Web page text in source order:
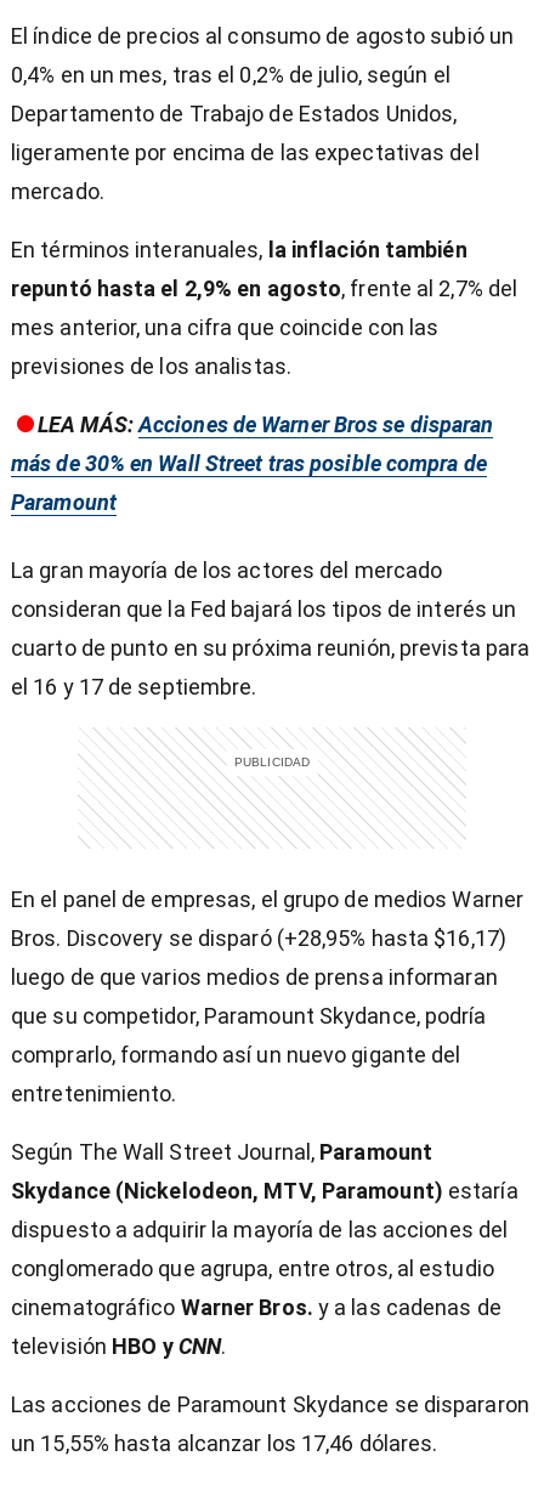
El índice de precios al consumo de agosto subió un
0,4% en un mes, tras el 0,2% de julio, según el
Departamento de Trabajo de Estados Unidos,
ligeramente por encima de las expectativas del
mercado.
En términos interanuales, la inflación también
repuntó hasta el 2,9% en agosto, frente al 2,7% del
mes anterior, una cifra que coincide con las
previsiones de los analistas.
LEA MÁS:Acciones de Warner Bros se disparan
más de 30% en Wall Street tras posible compra de
Paramount
La gran mayoría de los actores del mercado
consideran que la Fed bajará los tipos de interés un
cuarto de punto en su próxima reunión, prevista para
el 16 y 17 de septiembre.
En el panel de empresas, el grupo de medios Warner
Bros. Discovery se disparó (+28,95% hasta $16,17)
luego de que varios medios de prensa informaran
que su competidor, Paramount Skydance, podría
comprarlo, formando así un nuevo gigante del
entretenimiento.
Según The Wall Street Journal, Paramount
Skydance (Nickelodeon, MTV, Paramount) estaría
dispuesto a adquirir la mayoría de las acciones del
conglomerado que agrupa, entre otros, al estudio
cinematográfico Warner Bros. y a las cadenas de
televisión HBO yCNN.
Las acciones de Paramount Skydance se dispararon
un 15,55% hasta alcanzar los 17,46 dólares.